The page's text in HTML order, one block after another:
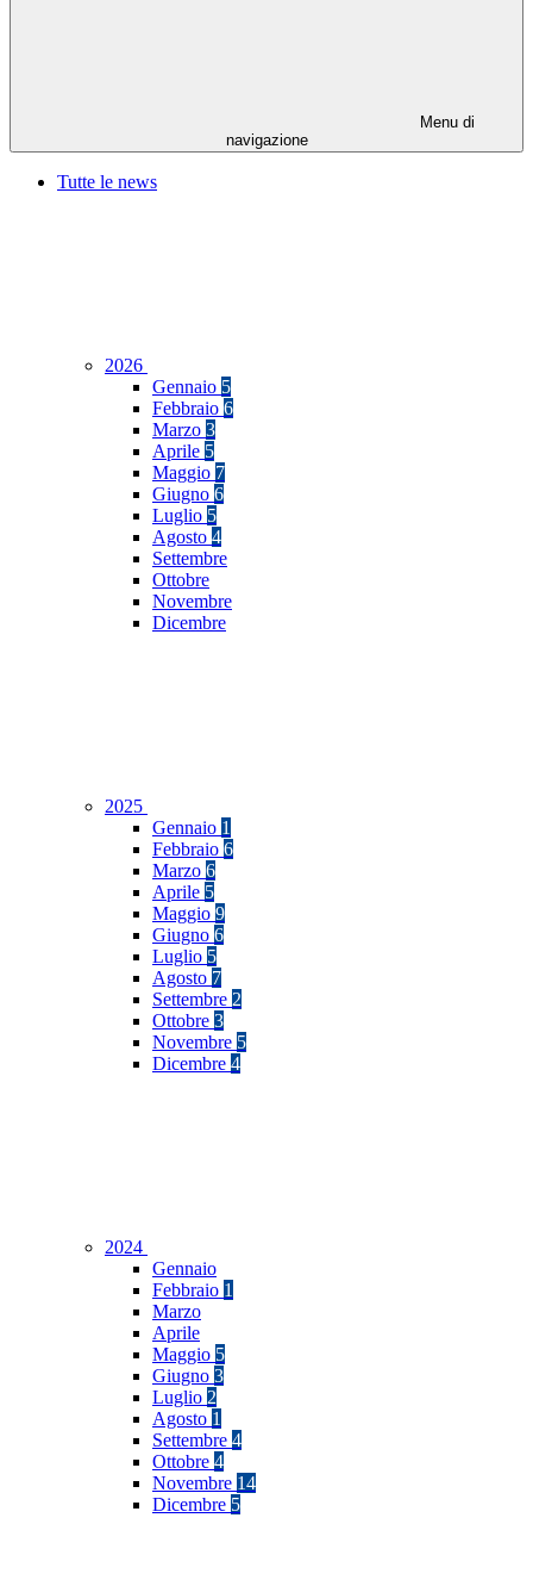
Menu di
navigazione
Tutte le news
2026
Gennaio 5
Febbraio 6
Marzo 3
Aprile 5
Maggio 7
Giugno 6
Luglio 5
Agosto 4
Settembre
Ottobre
Novembre
Dicembre
2025
Gennaio 1
Febbraio 6
Marzo 6
Aprile 5
Maggio 9
Giugno 6
Luglio 5
Agosto 7
Settembre 2
Ottobre 3
Novembre 5
Dicembre 4
2024
Gennaio
Febbraio 1
Marzo
Aprile
Maggio 5
Giugno 3
Luglio 2
Agosto 1
Settembre 4
Ottobre 4
Novembre 14
Dicembre 5